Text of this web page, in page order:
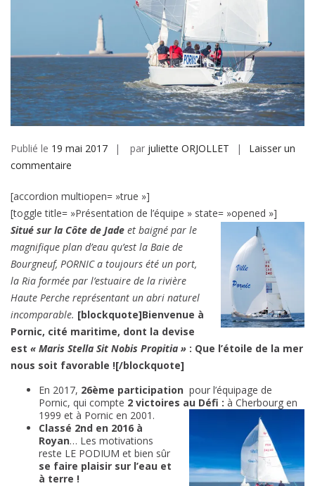
Publié le 19 mai 2017 par juliette ORJOLLET
Laisser un
commentaire
2017
[accordion multiopen= »true »]
[toggle title= »Présentation de l’équipe » state= »opened »]
Situé sur la Côte de Jade et baigné par le
magnifique plan d’eau qu’est la Baie de
Bourgneuf, PORNIC a toujours été un port,
la Ria formée par l’estuaire de la rivière
Haute Perche représentant un abri naturel
incomparable. [blockquote]Bienvenue à
Pornic, cité maritime, dont la devise
est « Maris Stella Sit Nobis Propitia » : Que l’étoile de la mer
nous soit favorable ![/blockquote]
En 2017, 26ème participation pour l’équipage de
Pornic, qui compte 2 victoires au Défi : à Cherbourg en
1999 et à Pornic en 2001.
Classé 2nd en 2016 à
Royan… Les motivations
reste LE PODIUM et bien sûr
se faire plaisir sur l’eau et
à terre !